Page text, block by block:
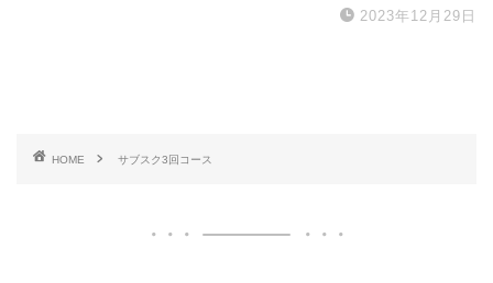
2023年12月29日
HOME サブスク3回コース